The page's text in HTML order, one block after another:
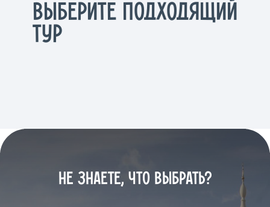
ВЫБЕРИТЕ ПОДХОДЯЩИЙ
ТУР
НЕ ЗНАЕТЕ, ЧТО ВЫБРАТЬ?